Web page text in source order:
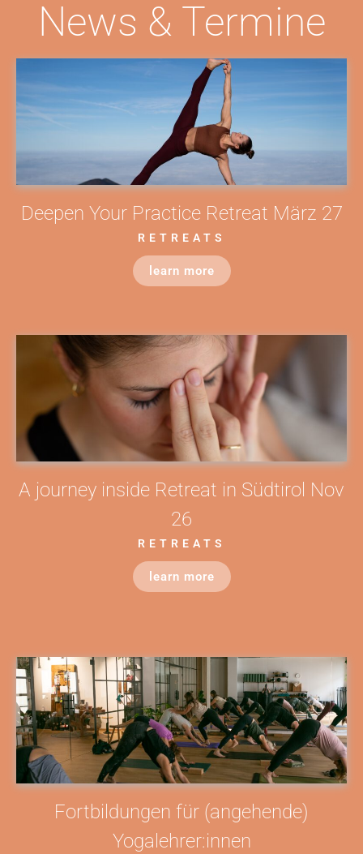
News & Termine
Deepen Your Practice Retreat März 27
RETREATS
learn more
A journey inside Retreat in Südtirol Nov
26
RETREATS
learn more
Fortbildungen für (angehende)
Yogalehrer:innen